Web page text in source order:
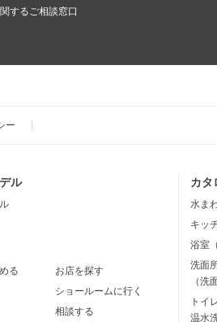
するご相談窓口
ー
ル
る
お店を探す
ショールームに行く
相談する
カタ
水ま
キッ
浴室
洗面
（洗
トイ
温水